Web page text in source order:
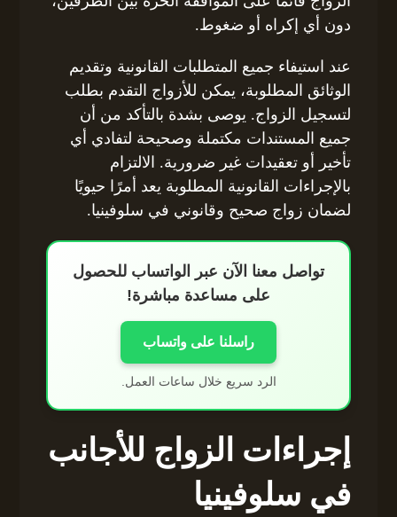
دون أي إكراه أو ضغوط.
عند استيفاء جميع المتطلبات القانونية وتقديم
الوثائق المطلوبة، يمكن للأزواج التقدم بطلب
لتسجيل الزواج. يوصى بشدة بالتأكد من أن
جميع المستندات مكتملة وصحيحة لتفادي أي
تأخير أو تعقيدات غير ضرورية. الالتزام
بالإجراءات القانونية المطلوبة يعد أمرًا حيويًا
لضمان زواج صحيح وقانوني في سلوفينيا.
تواصل معنا الآن عبر الواتساب للحصول
على مساعدة مباشرة!
راسلنا على واتساب
الرد سريع خلال ساعات العمل.
إجراءات الزواج للأجانب
في سلوفينيا